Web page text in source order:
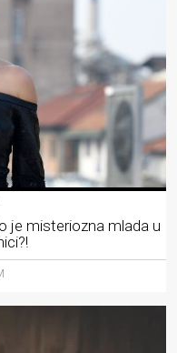
je misteriozna mlada u